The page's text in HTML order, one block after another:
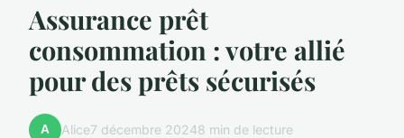
Assurance prêt
consommation : votre allié
pour des prêts sécurisés
A Alice7 décembre 20248 min de lecture